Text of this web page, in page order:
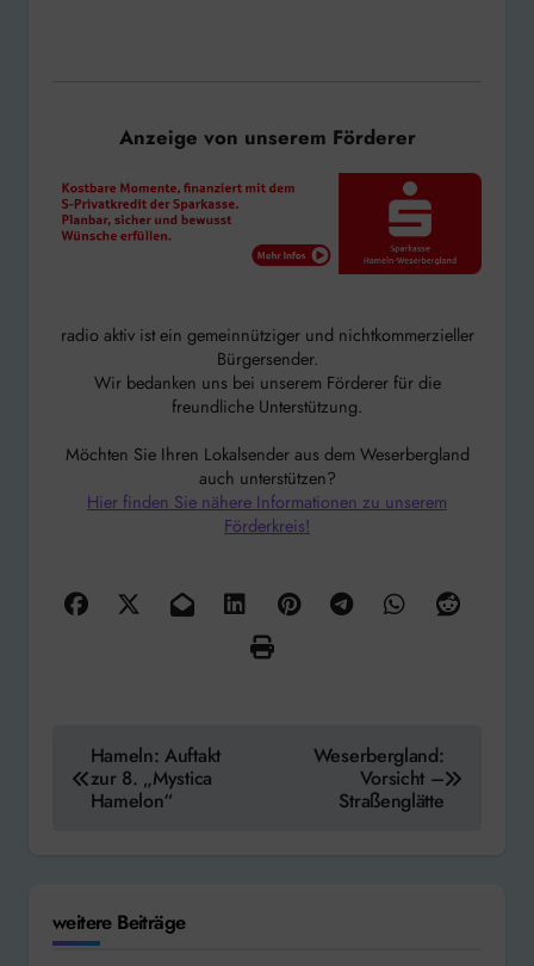
Anzeige von unserem Förderer
radio aktiv ist ein gemeinnütziger und nichtkommerzieller
Bürgersender.
Wir bedanken uns bei unserem Förderer für die
freundliche Unterstützung.
Möchten Sie Ihren Lokalsender aus dem Weserbergland
auch unterstützen?
Hier finden Sie nähere Informationen zu unserem
Förderkreis!
Beitragsnavigation
Hameln: Auftakt
zur 8. „Mystica
Hamelon“
Weserbergland:
Vorsicht –
Straßenglätte
weitere Beiträge